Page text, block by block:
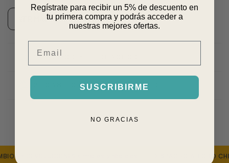
Tamaño del producto cerrado: 25 x 44 x 8 cms
VER MÁS ESPECIFICACIONES
1. ENVÍOS Y DESPACHOS
2. CAMBIOS Y DEVOLUCIONES
Y DEVOLUCIONES simples y rápidas DESPACHO A TODO CHILE
Regístrate para recibir un 5% de descuento en
tu primera compra y podrás acceder a
nuestras mejores ofertas.
SUSCRIBIRME
NO GRACIAS